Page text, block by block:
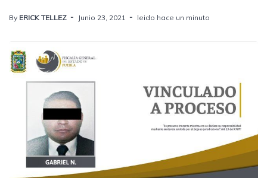
By ERICK TELLEZ Junio 23, 2021 leido hace un minuto